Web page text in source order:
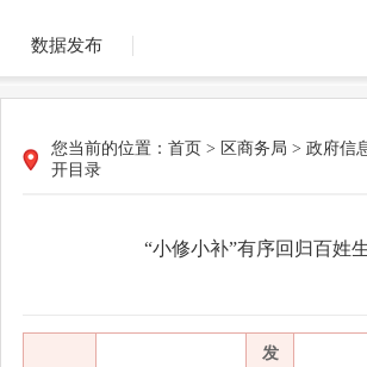
数据发布
您当前的位置： 首页 > 区商务局 > 政府信
开目录
“小修小补”有序回归百姓
发